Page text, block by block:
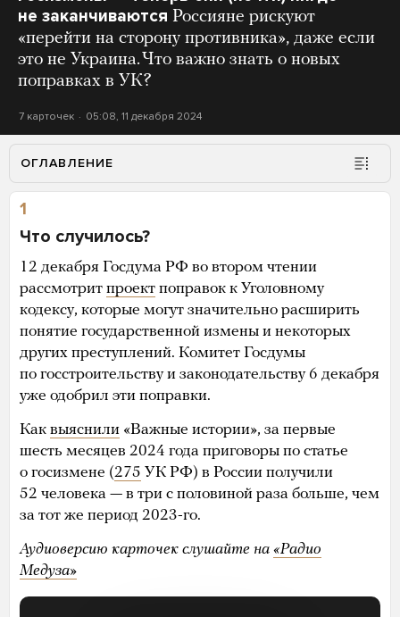
не заканчиваются Россияне рискуют
«перейти на сторону противника», даже если
это не Украина. Что важно знать о новых
поправках в УК?
7 карточек 05:08, 11 декабря 2024
ОГЛАВЛЕНИЕ
1
Что случилось?
12 декабря Госдума РФ во втором чтении
рассмотрит проект поправок к Уголовному
кодексу, которые могут значительно расширить
понятие государственной измены и некоторых
других преступлений. Комитет Госдумы
по госстроительству и законодательству 6 декабря
уже одобрил эти поправки.
Как выяснили «Важные истории», за первые
шесть месяцев 2024 года приговоры по статье
о госизмене (275 УК РФ) в России получили
52 человека — в три с половиной раза больше, чем
за тот же период 2023-го.
Аудиоверсию карточек слушайте на «Радио
Медуза»